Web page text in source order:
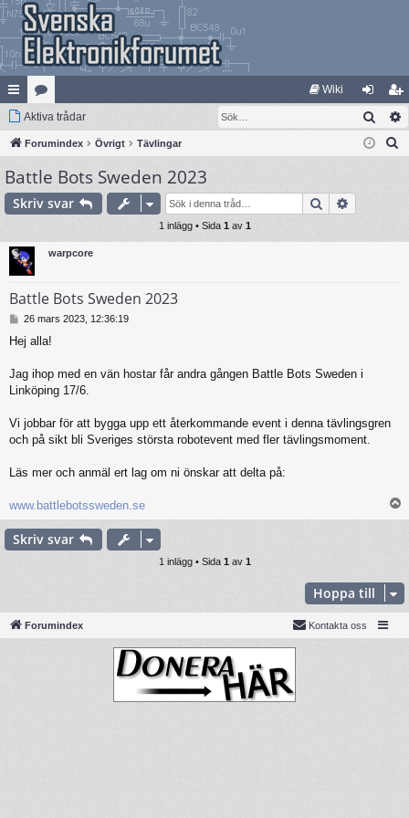
na
bb
lä
nk
at
eg
ori
er
Wiki
og
ga
li
m
Aktiva trådar Sök
Forumindex Övrigt Tävlingar
Battle Bots Sweden 2023
Skriv svar Sök
1 inlägg • Sida 1av 1
warpcore
Battle Bots Sweden 2023
l
g
g
26 mars 2023, 12:36:19
Hej alla!
Jag ihop med en vän hostar får andra gången Battle Bots Sweden i
Linköping 17/6.
Vi jobbar för att bygga upp ett återkommande event i denna tävlingsgren
och på sikt bli Sveriges största robotevent med fler tävlingsmoment.
Läs mer och anmäl ert lag om ni önskar att delta på:
www.battlebotssweden.se
p
Skriv svar
1 inlägg • Sida 1av 1
Hoppa till
Forumindex Kontakta oss